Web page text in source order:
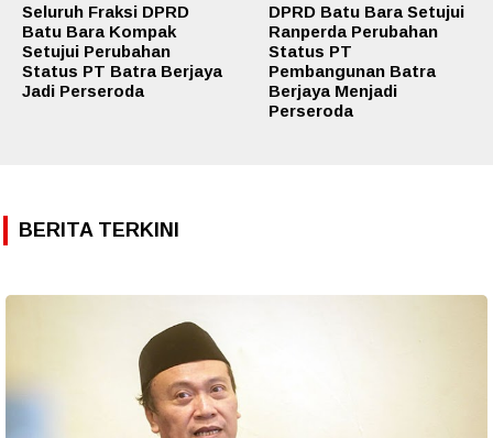
Seluruh Fraksi DPRD
Batu Bara Kompak
Setujui Perubahan
Status PT Batra Berjaya
Jadi Perseroda
DPRD Batu Bara Setujui
Ranperda Perubahan
Status PT
Pembangunan Batra
Berjaya Menjadi
Perseroda
BERITA TERKINI